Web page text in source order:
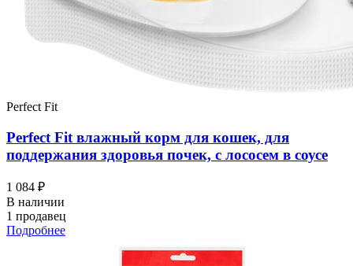
Perfect Fit
Perfect Fit влажный корм для кошек, для
поддержания здоровья почек, с лососем в соусе
1 084 ₽
В наличии
1 продавец
Подробнее